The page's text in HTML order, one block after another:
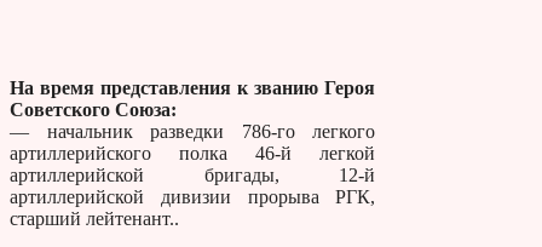
На время представления к званию Героя
Советского Союза:
— начальник разведки 786-го легкого
артиллерийского полка 46-й легкой
артиллерийской бригады, 12-й
артиллерийской дивизии прорыва РГК,
старший лейтенант..